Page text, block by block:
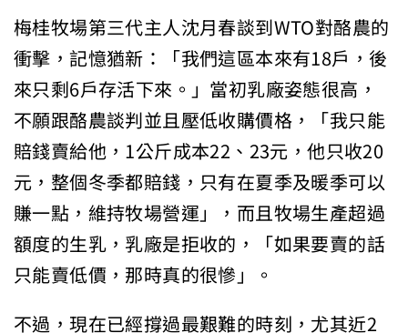
梅桂牧場第三代主人沈月春談到WTO對酪農的
衝擊，記憶猶新：「我們這區本來有18戶，後
來只剩6戶存活下來。」當初乳廠姿態很高，
不願跟酪農談判並且壓低收購價格，「我只能
賠錢賣給他，1公斤成本22、23元，他只收20
元，整個冬季都賠錢，只有在夏季及暖季可以
賺一點，維持牧場營運」，而且牧場生產超過
額度的生乳，乳廠是拒收的，「如果要賣的話
只能賣低價，那時真的很慘」。